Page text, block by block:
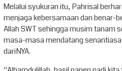
Melalui syukuran itu, Pahrisal
menjaga kebersamaan dan benar-
Allah SWT sehingga musim tanam
masa-masa mendatang
dariNYA.